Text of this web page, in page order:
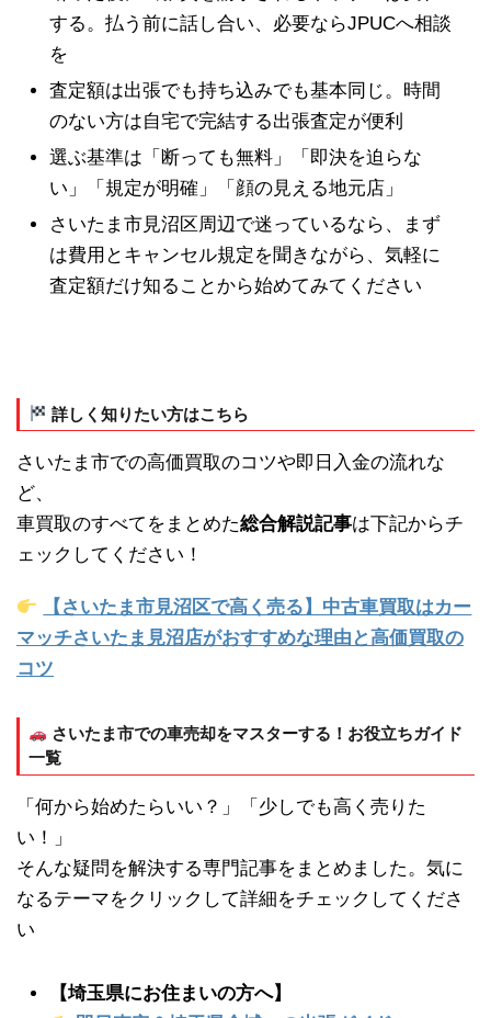
する。払う前に話し合い、必要ならJPUCへ相談
を
査定額は出張でも持ち込みでも基本同じ。時間
のない方は自宅で完結する出張査定が便利
選ぶ基準は「断っても無料」「即決を迫らな
い」「規定が明確」「顔の見える地元店」
さいたま市見沼区周辺で迷っているなら、まず
は費用とキャンセル規定を聞きながら、気軽に
査定額だけ知ることから始めてみてください
詳しく知りたい方はこちら
さいたま市での高価買取のコツや即日入金の流れな
ど、
車買取のすべてをまとめた総合解説記事は下記からチ
ェックしてください！
【さいたま市見沼区で高く売る】中古車買取はカー
マッチさいたま見沼店がおすすめな理由と高価買取の
コツ
さいたま市での車売却をマスターする！お役立ちガイド
一覧
「何から始めたらいい？」「少しでも高く売りた
い！」
そんな疑問を解決する専門記事をまとめました。気に
なるテーマをクリックして詳細をチェックしてくださ
い
【埼玉県にお住まいの方へ】